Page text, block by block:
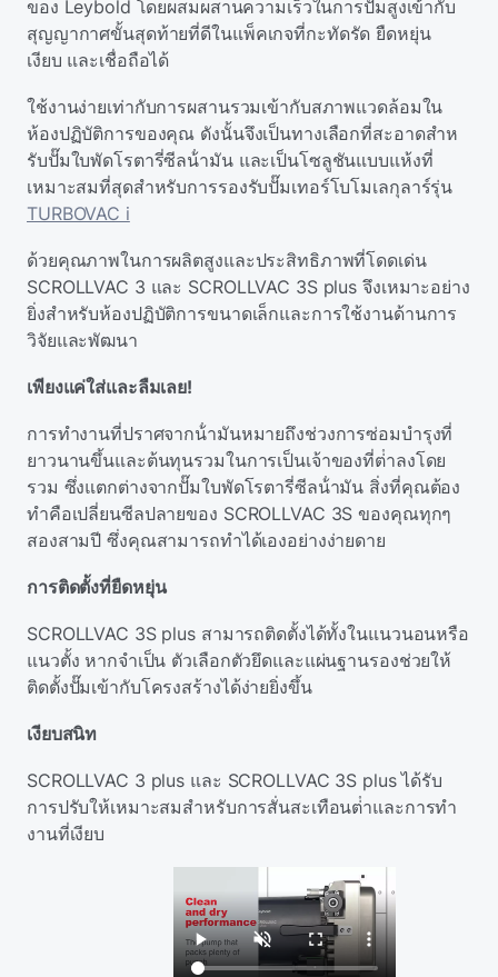
ของ Leybold โดยผสมผสานความเร็วในการปั๊มสูงเข้ากับ
สุญญากาศขั้นสุดท้ายที่ดีในแพ็คเกจที่กะทัดรัด ยืดหยุ่น
เงียบ และเชื่อถือได้
ใช้งานง่ายเท่ากับการผสานรวมเข้ากับสภาพแวดล้อมใน
ห้องปฏิบัติการของคุณ ดังนั้นจึงเป็นทางเลือกที่สะอาดสําห
รับปั๊มใบพัดโรตารี่ซีลน้ํามัน และเป็นโซลูชันแบบแห้งที่
เหมาะสมที่สุดสําหรับการรองรับปั๊มเทอร์โบโมเลกุลาร์รุ่น
TURBOVAC i
ด้วยคุณภาพในการผลิตสูงและประสิทธิภาพที่โดดเด่น
SCROLLVAC 3 และ SCROLLVAC 3S plus จึงเหมาะอย่าง
ยิ่งสําหรับห้องปฏิบัติการขนาดเล็กและการใช้งานด้านการ
วิจัยและพัฒนา
เพียงแค่ใส่และลืมเลย!
การทํางานที่ปราศจากน้ํามันหมายถึงช่วงการซ่อมบํารุงที่
ยาวนานขึ้นและต้นทุนรวมในการเป็นเจ้าของที่ต่ําลงโดย
รวม ซึ่งแตกต่างจากปั๊มใบพัดโรตารี่ซีลน้ํามัน สิ่งที่คุณต้อง
ทําคือเปลี่ยนซีลปลายของ SCROLLVAC 3S ของคุณทุกๆ
สองสามปี ซึ่งคุณสามารถทําได้เองอย่างง่ายดาย
การติดตั้งที่ยืดหยุ่น
SCROLLVAC 3S plus สามารถติดตั้งได้ทั้งในแนวนอนหรือ
แนวตั้ง หากจําเป็น ตัวเลือกตัวยึดและแผ่นฐานรองช่วยให้
ติดตั้งปั๊มเข้ากับโครงสร้างได้ง่ายยิ่งขึ้น
เงียบสนิท
SCROLLVAC 3 plus และ SCROLLVAC 3S plus ได้รับ
การปรับให้เหมาะสมสําหรับการสั่นสะเทือนต่ําและการทํา
งานที่เงียบ